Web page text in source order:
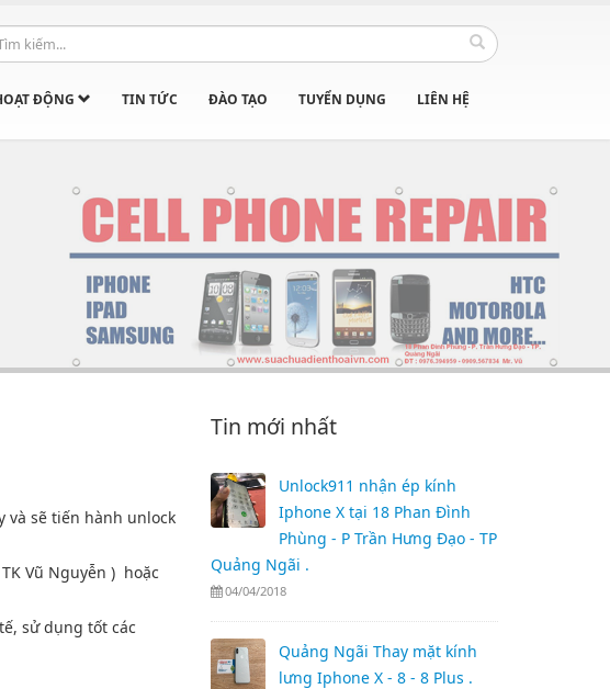
ĐỘNG TIN TỨC ĐÀO TẠO TUYỂN DỤNG LIÊN HỆ
và sẽ tiến hành unlock
Vũ Nguyễn ) hoặc
sử dụng tốt các
Tin mới nhất
Unlock911 nhận ép kính
Iphone X tại 18 Phan Đình
Phùng - P Trần Hưng Đạo - TP
Quảng Ngãi .
04/04/2018
Quảng Ngãi Thay mặt kính
lưng Iphone X - 8 - 8 Plus .